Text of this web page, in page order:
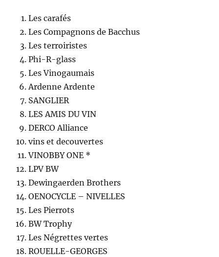
Les carafés
Les Compagnons de Bacchus
Les terroiristes
Phi-R-glass
Les Vinogaumais
Ardenne Ardente
SANGLIER
LES AMIS DU VIN
DERCO Alliance
vins et decouvertes
VINOBBY ONE *
LPV BW
Dewingaerden Brothers
OENOCYCLE – NIVELLES
Les Pierrots
BW Trophy
Les Négrettes vertes
ROUELLE-GEORGES